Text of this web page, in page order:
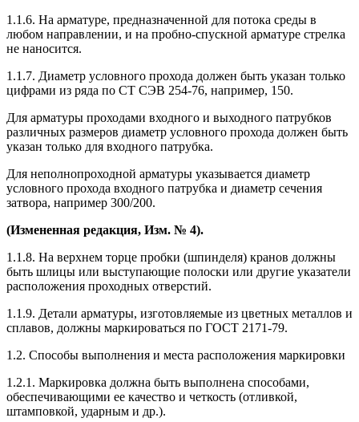
1.1.6. На арматуре, предназначенной для потока среды в
любом направлении, и на пробно-спускной арматуре стрелка
не наносится.
1.1.7. Диаметр условного прохода должен быть указан только
цифрами из ряда по СТ СЭВ 254-76, например, 150.
Для арматуры проходами входного и выходного патрубков
различных размеров диаметр условного прохода должен быть
указан только для входного патрубка.
Для неполнопроходной арматуры указывается диаметр
условного прохода входного патрубка и диаметр сечения
затвора, например 300/200.
(Измененная редакция, Изм. № 4).
1.1.8. На верхнем торце пробки (шпинделя) кранов должны
быть шлицы или выступающие полоски или другие указатели
расположения проходных отверстий.
1.1.9. Детали арматуры, изготовляемые из цветных металлов и
сплавов, должны маркироваться по ГОСТ 2171-79.
1.2. Способы выполнения и места расположения маркировки
1.2.1. Маркировка должна быть выполнена способами,
обеспечивающими ее качество и четкость (отливкой,
штамповкой, ударным и др.).